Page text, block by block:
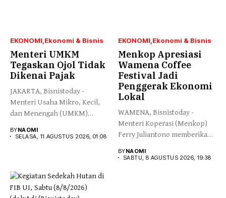
EKONOMI Ekonomi & Bisnis
Menteri UMKM
Tegaskan Ojol Tidak
Dikenai Pajak
JAKARTA, Bisnistoday -
Menteri Usaha Mikro, Kecil,
dan Menengah (UMKM)
BYNAOMI
SELASA, 11 AGUSTUS 2026, 01:08
EKONOMI Ekonomi & Bisnis
Menkop Apresiasi
Wamena Coffee
Festival Jadi
Penggerak Ekonomi
Lokal
WAMENA, Bisnistoday -
Menteri Koperasi (Menkop)
Ferry Juliantono memberikan
BYNAOMI
SABTU, 8 AGUSTUS 2026, 19:38